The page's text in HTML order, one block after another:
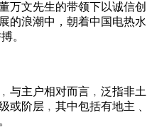
万文先生的带领下以诚信创
的浪潮中，朝着中国电热水
。
与主户相对而言﹐泛指非土
或阶层﹐其中包括有地主﹑